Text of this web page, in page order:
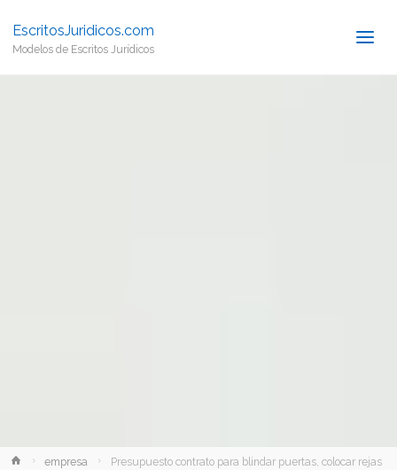
EscritosJuridicos.com
Modelos de Escritos Jurídicos
Inicioempresa
Presupuesto contrato para blindar puertas, colocar rejas